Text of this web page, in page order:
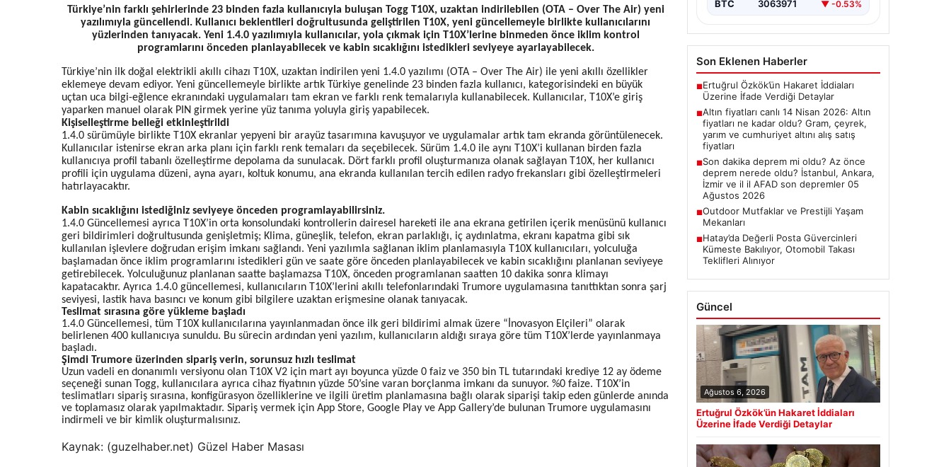
Türkiye’nin farklı şehirlerinde 23 binden fazla kullanıcıyla buluşan Togg T10X, uzaktan indirilebilen (OTA – Over The Air) yeni
yazılımıyla güncellendi. Kullanıcı beklentileri doğrultusunda geliştirilen T10X, yeni güncellemeyle birlikte kullanıcılarını
yüzlerinden tanıyacak. Yeni 1.4.0 yazılımıyla kullanıcılar, yola çıkmak için T10X’lerine binmeden önce iklim kontrol
programlarını önceden planlayabilecek ve kabin sıcaklığını istedikleri seviyeye ayarlayabilecek.
Türkiye’nin ilk doğal elektrikli akıllı cihazı T10X, uzaktan indirilen yeni 1.4.0 yazılımı (OTA – Over The Air) ile yeni akıllı özellikler
eklemeye devam ediyor. Yeni güncellemeyle birlikte artık Türkiye genelinde 23 binden fazla kullanıcı, kategorisindeki en büyük
uçtan uca bilgi-eğlence ekranındaki uygulamaları tam ekran ve farklı renk temalarıyla kullanabilecek. Kullanıcılar, T10X’e giriş
yaparken manuel olarak PIN girmek yerine yüz tanıma yoluyla giriş yapabilecek.
Kişiselleştirme belleği etkinleştirildi
1.4.0 sürümüyle birlikte T10X ekranlar yepyeni bir arayüz tasarımına kavuşuyor ve uygulamalar artık tam ekranda görüntülenecek.
Kullanıcılar istenirse ekran arka planı için farklı renk temaları da seçebilecek. Sürüm 1.4.0 ile aynı T10X’i kullanan birden fazla
kullanıcıya profil tabanlı özelleştirme depolama da sunulacak. Dört farklı profil oluşturmanıza olanak sağlayan T10X, her kullanıcı
profili için uygulama düzeni, ayna ayarı, koltuk konumu, ana ekranda kullanılan tercih edilen radyo frekansları gibi özelleştirmeleri
hatırlayacaktır.
Kabin sıcaklığını istediğiniz seviyeye önceden programlayabilirsiniz.
1.4.0 Güncellemesi ayrıca T10X’in orta konsolundaki kontrollerin dairesel hareketi ile ana ekrana getirilen içerik menüsünü kullanıcı
geri bildirimleri doğrultusunda genişletmiş; Klima, güneşlik, telefon, ekran parlaklığı, iç aydınlatma, ekranı kapatma gibi sık
kullanılan işlevlere doğrudan erişim imkanı sağlandı. Yeni yazılımla sağlanan iklim planlamasıyla T10X kullanıcıları, yolculuğa
başlamadan önce iklim programlarını istedikleri gün ve saate göre önceden planlayabilecek ve kabin sıcaklığını planlanan seviyeye
getirebilecek. Yolculuğunuz planlanan saatte başlamazsa T10X, önceden programlanan saatten 10 dakika sonra klimayı
kapatacaktır. Ayrıca 1.4.0 güncellemesi, kullanıcıların T10X’lerini akıllı telefonlarındaki Trumore uygulamasına tanıttıktan sonra şarj
seviyesi, lastik hava basıncı ve konum gibi bilgilere uzaktan erişmesine olanak tanıyacak.
Teslimat sırasına göre yükleme başladı
1.4.0 Güncellemesi, tüm T10X kullanıcılarına yayınlanmadan önce ilk geri bildirimi almak üzere “İnovasyon Elçileri” olarak
belirlenen 400 kullanıcıya sunuldu. Bu sürecin ardından yeni yazılım, kullanıcıların aldığı sıraya göre tüm T10X’lerde yayınlanmaya
başladı.
Şimdi Trumore üzerinden sipariş verin, sorunsuz hızlı teslimat
Uzun vadeli en donanımlı versiyonu olan T10X V2 için mart ayı boyunca yüzde 0 faiz ve 350 bin TL tutarındaki krediye 12 ay ödeme
seçeneği sunan Togg, kullanıcılara ayrıca cihaz fiyatının yüzde 50’sine varan borçlanma imkanı da sunuyor. %0 faize. T10X’in
teslimatları sipariş sırasına, konfigürasyon özelliklerine ve ilgili üretim planlamasına bağlı olarak siparişi takip eden günlerde anında
ve toplamasız olarak yapılmaktadır. Sipariş vermek için App Store, Google Play ve App Gallery’de bulunan Trumore uygulamasını
indirmeli ve bir kimlik oluşturmalısınız.
Kaynak: (guzelhaber.net) Güzel Haber Masası
BTC 3063971 ▼ -0.53%
Son Eklenen Haberler
■Ertuğrul Özkök’ün Hakaret İddiaları
Üzerine İfade Verdiği Detaylar
■Altın fiyatları canlı 14 Nisan 2026: Altın
fiyatları ne kadar oldu? Gram, çeyrek,
yarım ve cumhuriyet altını alış satış
fiyatları
■Son dakika deprem mi oldu? Az önce
deprem nerede oldu? İstanbul, Ankara,
İzmir ve il il AFAD son depremler 05
Ağustos 2026
■Outdoor Mutfaklar ve Prestijli Yaşam
Mekanları
■Hatay’da Değerli Posta Güvercinleri
Kümeste Bakılıyor, Otomobil Takası
Teklifleri Alınıyor
Güncel
Ağustos 6, 2026
Ertuğrul Özkök’ün Hakaret İddiaları
Üzerine İfade Verdiği Detaylar